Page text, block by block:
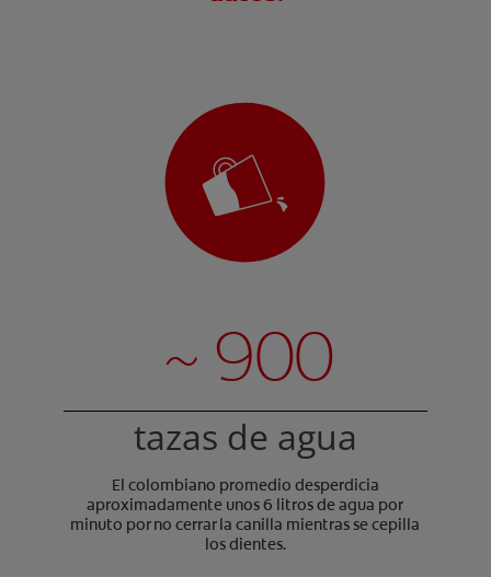
~ 900
tazas de agua
El colombiano promedio desperdicia
aproximadamente unos 6 litros de agua por
minuto por no cerrar la canilla mientras se cepilla
los dientes.